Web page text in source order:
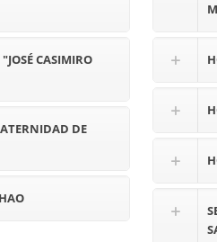
CASIMIRO
DE